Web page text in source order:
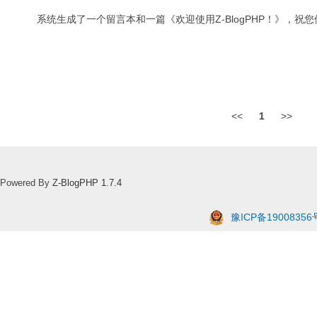
系统生成了一个留言本和一篇《欢迎使用Z-BlogPHP！》，祝
<< 1 >>
Powered By Z-BlogPHP 1.7.4
豫ICP备19008356